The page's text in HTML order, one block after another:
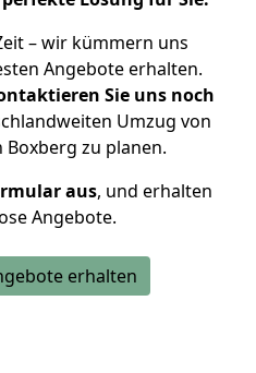
– wir kümmern uns
Angebote erhalten.
Sie uns noch
Umzug von
Boxberg zu planen.
aus, und erhalten
Angebote.
erhalten